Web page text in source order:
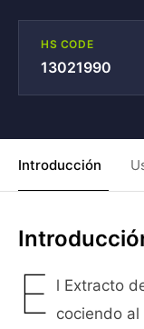
HS CODE
13021990
Introducción
E l Extracto
cociendo